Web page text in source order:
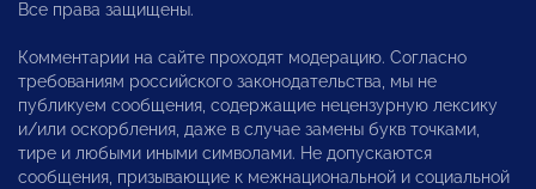
Все права защищены.
Комментарии на сайте проходят модерацию. Согласно
требованиям российского законодательства, мы не
публикуем сообщения, содержащие нецензурную лексику
и/или оскорбления, даже в случае замены букв точками,
тире и любыми иными символами. Не допускаются
сообщения, призывающие к межнациональной и социальной